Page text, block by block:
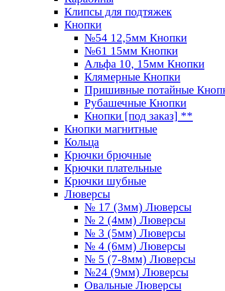
Клипсы для подтяжек
Кнопки
№54 12,5мм Кнопки
№61 15мм Кнопки
Альфа 10, 15мм Кнопки
Клямерные Кнопки
Пришивные потайные
Рубашечные Кнопки
Кнопки [под заказ] **
Кнопки магнитные
Кольца
Крючки брючные
Крючки плательные
Крючки шубные
Люверсы
№ 17 (3мм) Люверсы
№ 2 (4мм) Люверсы
№ 3 (5мм) Люверсы
№ 4 (6мм) Люверсы
№ 5 (7-8мм) Люверсы
№24 (9мм) Люверсы
Овальные Люверсы